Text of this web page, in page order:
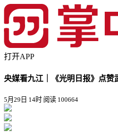
打开APP
央媒看九江｜《光明日报》点赞
5月29日 14时 阅读 100664